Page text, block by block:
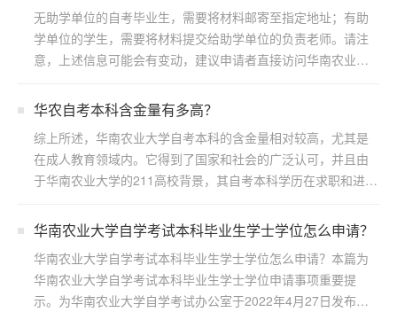
无助学单位的自考毕业生，需要将材料邮寄至指定地址；有助
学单位的学生，需要将材料提交给助学单位的负责老师。请注
意，上述信息可能会有变动，建议申请者直接访问华南农业大
华农自考本科含金量有多高？
综上所述，华南农业大学自考本科的含金量相对较高，尤其是
在成人教育领域内。它得到了国家和社会的广泛认可，并且由
于华南农业大学的211高校背景，其自考本科学历在求职和进一
华南农业大学自学考试本科毕业生学士学位怎么申请？
华南农业大学自学考试本科毕业生学士学位怎么申请？本篇为
华南农业大学自学考试本科毕业生学士学位申请事项重要提
示。为华南农业大学自学考试办公室于2022年4月27日发布，